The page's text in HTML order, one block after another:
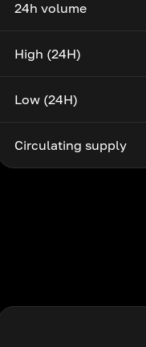
24h volume
High (24H)
Low (24H)
Circulating supply